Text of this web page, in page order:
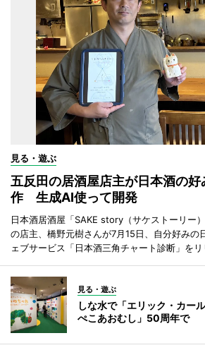
見る・遊ぶ
五反田の居酒屋店主が日本酒の好
作 生成AI使って開発
日本酒居酒屋「SAKE story（サケストーリー
の店主、橋野元樹さんが7月15日、自分好みの
ェブサービス「日本酒三角チャート診断」をリ
見る・遊ぶ
しな水で「エリック・カー
ぺこあおむし」50周年で